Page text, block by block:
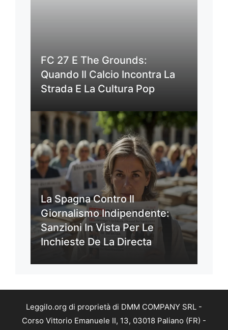
FC 27 E The Grounds:
Quando Il Calcio Incontra La
Strada E La Cultura Pop
La Spagna Contro Il
Giornalismo Indipendente:
Sanzioni In Vista Per Le
Inchieste De La Directa
Leggilo.org di proprietà di DMM COMPANY SRL -
Corso Vittorio Emanuele II, 13, 03018 Paliano (FR) -